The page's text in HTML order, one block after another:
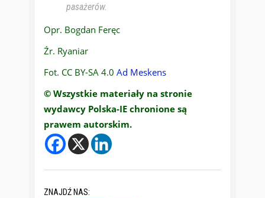
pasażerów.
Opr. Bogdan Feręc
Źr. Ryaniar
Fot. CC BY-SA 4.0 Ad Meskens
© Wszystkie materiały na stronie
wydawcy Polska-IE chronione są
prawem autorskim.
ZNAJDŹ NAS: